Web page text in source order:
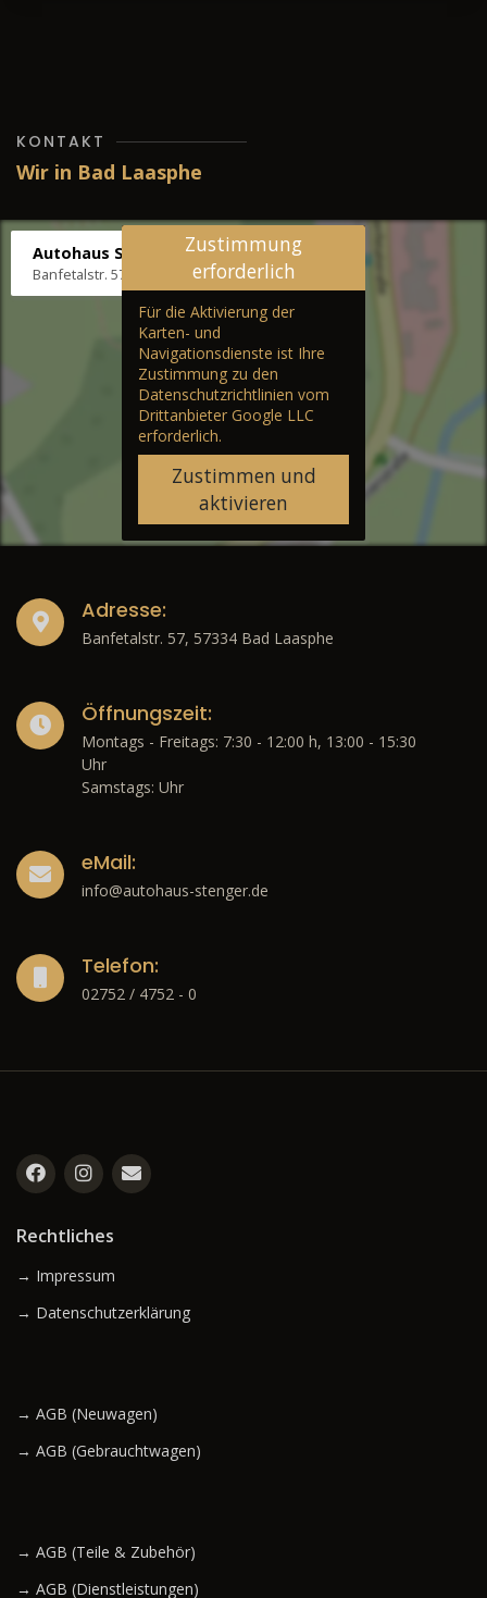
KONTAKT
Wir in Bad Laasphe
Autohaus Stenger
Banfetalstr. 57, 57334 Bad Laasphe
Zustimmung
erforderlich
Für die Aktivierung der
Karten- und
Navigationsdienste ist Ihre
Zustimmung zu den
Datenschutzrichtlinien vom
Drittanbieter Google LLC
erforderlich.
Zustimmen und
aktivieren
Adresse:
Banfetalstr. 57, 57334 Bad Laasphe
Öffnungszeit:
Montags - Freitags: 7:30 - 12:00 h, 13:00 - 15:30
Uhr
Samstags: Uhr
eMail:
info@autohaus-stenger.de
Telefon:
02752 / 4752 - 0
Rechtliches
→ Impressum
→ Datenschutzerklärung
→ AGB (Neuwagen)
→ AGB (Gebrauchtwagen)
→ AGB (Teile & Zubehör)
→ AGB (Dienstleistungen)